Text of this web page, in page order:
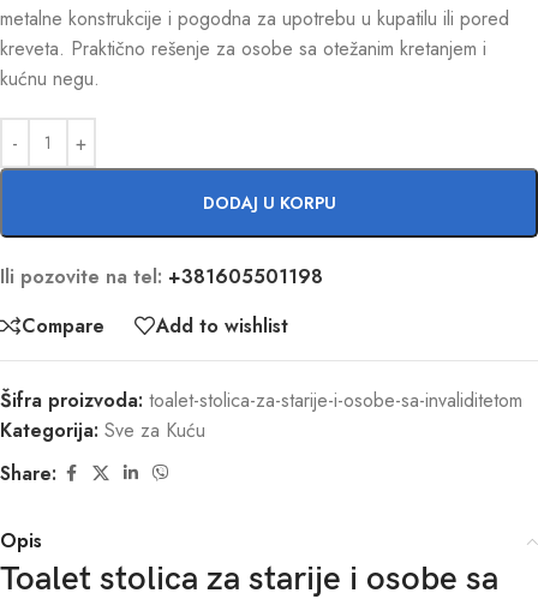
metalne konstrukcije i pogodna za upotrebu u kupatilu ili pored
kreveta. Praktično rešenje za osobe sa otežanim kretanjem i
kućnu negu.
DODAJ U KORPU
Ili pozovite na tel: +381605501198
Compare
Add to wishlist
Šifra proizvoda: toalet-stolica-za-starije-i-osobe-sa-invaliditetom
Kategorija: Sve za Kuću
Share:
Opis
Toalet stolica za starije i osobe sa